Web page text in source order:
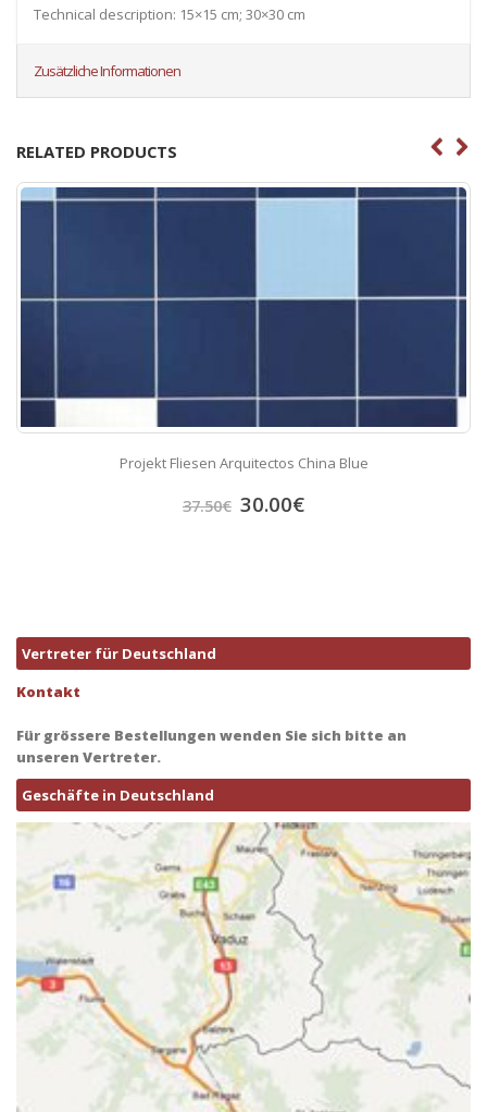
Technical description: 15×15 cm; 30×30 cm
Zusätzliche Informationen
RELATED PRODUCTS
Projekt Fliesen Arquitectos China Blue
37.50€ 30.00€
Vertreter für Deutschland
Kontakt
Für grössere Bestellungen wenden Sie sich bitte an
unseren Vertreter.
Geschäfte in Deutschland